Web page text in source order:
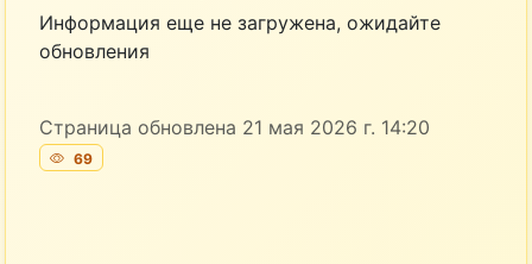
Информация еще не загружена, ожидайте
обновления
Страница обновлена 21 мая 2026 г. 14:20
69